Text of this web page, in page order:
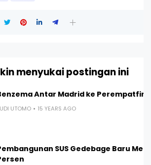
menyukai postingan ini
Antar Madrid ke
UTOMO 15 YEARS AGO
SUS Gedebage Baru